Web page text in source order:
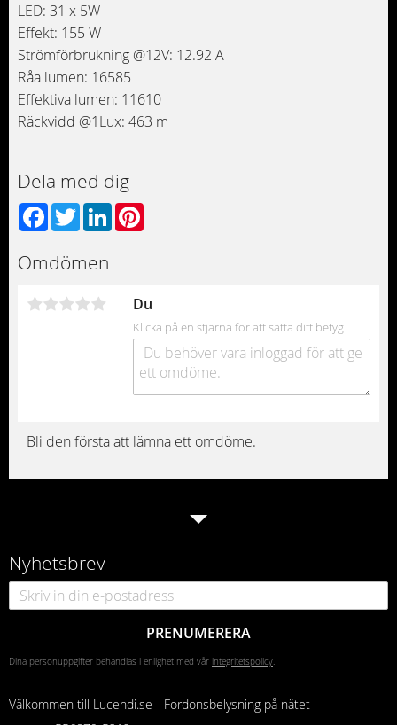
LED: 31 x 5W
Effekt: 155 W
Strömförbrukning @12V: 12.92 A
Råa lumen: 16585
Effektiva lumen: 11610
Räckvidd @1Lux: 463 m
Dela med dig
Facebook
TwitterLinkedIn
Omdömen
Du
Klicka på en stjärna för att sätta ditt betyg
Bli den första att lämna ett omdöme.
Nyhetsbrev
PRENUMERERA
Dina personuppgifter behandlas i enlighet med vår integritetspolicy.
Välkommen till Lucendi.se - Fordonsbelysning på nätet